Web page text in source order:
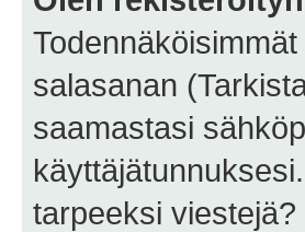
salasanan
saamastasi
tarpeeksi